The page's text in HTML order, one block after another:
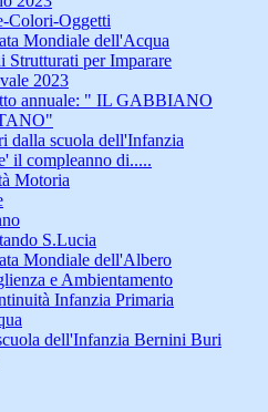
Colori-Oggetti
Mondiale dell'Acqua
Strutturati per Imparare
2023
annuale: " IL GABBIANO
dalla scuola dell'Infanzia
il compleanno di.....
Motoria
S.Lucia
Mondiale dell'Albero
e Ambientamento
Infanzia Primaria
dell'Infanzia Bernini Buri